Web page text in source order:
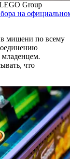
Group
на
в мишени по всему
что